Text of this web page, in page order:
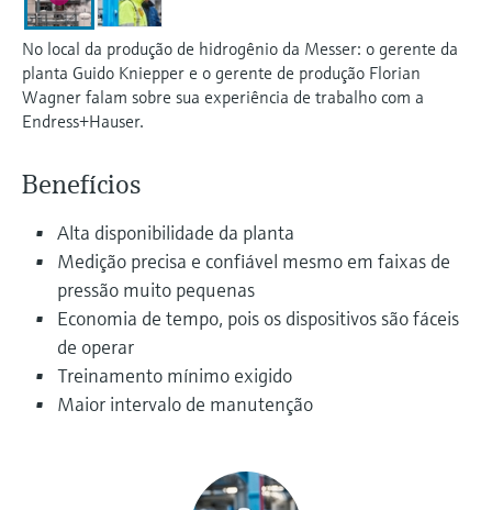
Device Viewer
Find product-specific information and
documentation
Find spare parts by product root, order code,
or serial number
Medição de nível com pressão
Comprar tudo
Tecnologia Memosens
Comprar tudo
do processo para tomada de
decisões
No local da produção de hidrogênio da Messer: o gerente da
planta Guido Kniepper e o gerente de produção Florian
Wagner falam sobre sua experiência de trabalho com a
Endress+Hauser.
Benefícios
Alta disponibilidade da planta
Medição precisa e confiável mesmo em faixas de
pressão muito pequenas
Economia de tempo, pois os dispositivos são fáceis
de operar
Treinamento mínimo exigido
Maior intervalo de manutenção